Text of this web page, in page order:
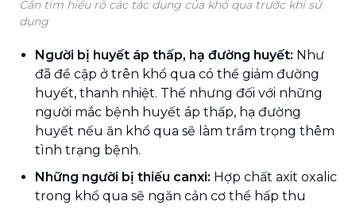
Cần tìm hiểu rõ các tác dụng của khổ qua trước khi sử
dụng
Người bị huyết áp thấp, hạ đường huyết: Như
đã đề cập ở trên khổ qua có thể giảm đường
huyết, thanh nhiệt. Thế nhưng đối với những
người mắc bệnh huyết áp thấp, hạ đường
huyết nếu ăn khổ qua sẽ làm trầm trọng thêm
tình trạng bệnh.
Những người bị thiếu canxi: Hợp chất axit oxalic
trong khổ qua sẽ ngăn cản cơ thể hấp thu